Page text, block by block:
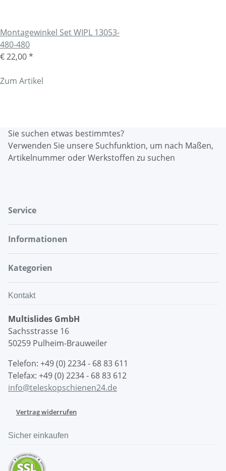
Montagewinkel Set WIPL 13053-
480-480
€ 22,00*
Zum Artikel
Sie suchen etwas bestimmtes?
Verwenden Sie unsere Suchfunktion, um nach Maßen,
Artikelnummer oder Werkstoffen zu suchen
Service
Informationen
Kategorien
Kontakt
Multislides GmbH
Sachsstrasse 16
50259 Pulheim-Brauweiler
Telefon: +49 (0) 2234 - 68 83 611
Telefax: +49 (0) 2234 - 68 83 612
info@teleskopschienen24.de
Vertrag widerrufen
Sicher einkaufen